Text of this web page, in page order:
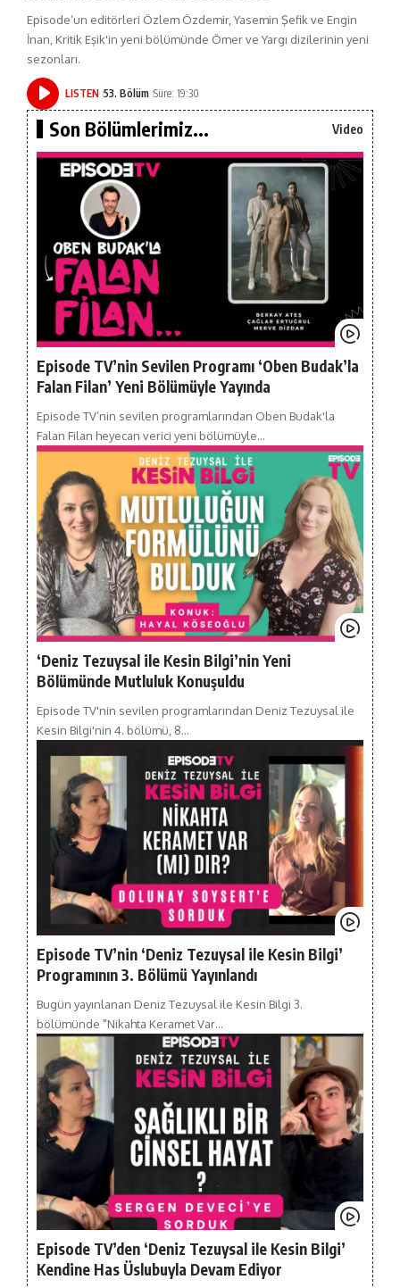
Episode’un editörleri Özlem Özdemir, Yasemin Şefik ve Engin
İnan, Kritik Eşik'in yeni bölümünde Ömer ve Yargı dizilerinin yeni
sezonları.
LISTEN 53. Bölüm Süre: 19:30
Son Bölümlerimiz... Video
Episode TV’nin Sevilen Programı ‘Oben Budak’la
Falan Filan’ Yeni Bölümüyle Yayında
Episode TV’nin sevilen programlarından Oben Budak'la
Falan Filan heyecan verici yeni bölümüyle…
‘Deniz Tezuysal ile Kesin Bilgi’nin Yeni
Bölümünde Mutluluk Konuşuldu
Episode TV'nin sevilen programlarından Deniz Tezuysal ile
Kesin Bilgi'nin 4. bölümü, 8…
Episode TV’nin ‘Deniz Tezuysal ile Kesin Bilgi’
Programının 3. Bölümü Yayınlandı
Bugün yayınlanan Deniz Tezuysal ile Kesin Bilgi 3.
bölümünde "Nikahta Keramet Var…
Episode TV’den ‘Deniz Tezuysal ile Kesin Bilgi’
Kendine Has Üslubuyla Devam Ediyor